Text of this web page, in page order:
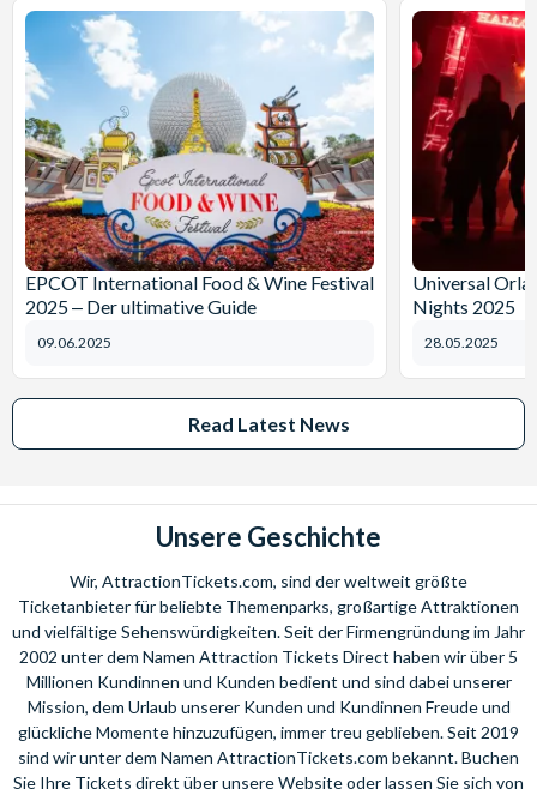
EPCOT International Food & Wine Festival
2025 ‒ Der ultimative Guide
09.06.2025
Universal
Nights 2025
28.05.2025
Read Latest News
Unsere Geschichte
Wir, AttractionTickets.com, sind der weltweit größte
Ticketanbieter für beliebte Themenparks, großartige Attraktionen
und vielfältige Sehenswürdigkeiten. Seit der Firmengründung im Jahr
2002 unter dem Namen Attraction Tickets Direct haben wir über 5
Millionen Kundinnen und Kunden bedient und sind dabei unserer
Mission, dem Urlaub unserer Kunden und Kundinnen Freude und
glückliche Momente hinzuzufügen, immer treu geblieben. Seit 2019
sind wir unter dem Namen AttractionTickets.com bekannt. Buchen
Sie Ihre Tickets direkt über unsere Website oder lassen Sie sich von